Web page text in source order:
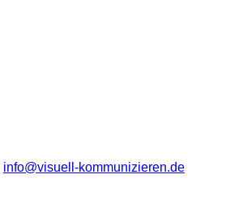
info@visuell-kommunizieren.de